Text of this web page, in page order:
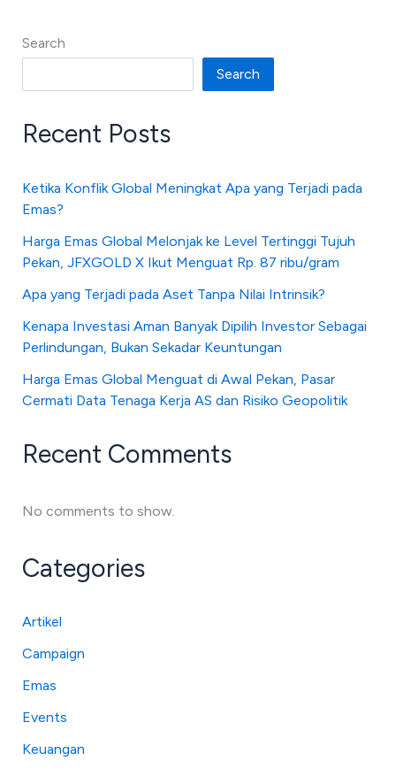
Search
Search
Recent Posts
Ketika Konflik Global Meningkat Apa yang Terjadi pada
Emas?
Harga Emas Global Melonjak ke Level Tertinggi Tujuh
Pekan, JFXGOLD X Ikut Menguat Rp. 87 ribu/gram
Apa yang Terjadi pada Aset Tanpa Nilai Intrinsik?
Kenapa Investasi Aman Banyak Dipilih Investor Sebagai
Perlindungan, Bukan Sekadar Keuntungan
Harga Emas Global Menguat di Awal Pekan, Pasar
Cermati Data Tenaga Kerja AS dan Risiko Geopolitik
Recent Comments
No comments to show.
Categories
Artikel
Campaign
Emas
Events
Keuangan